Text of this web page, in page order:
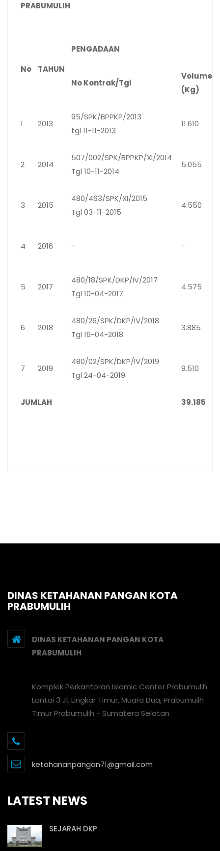
PRABUMULIH
No TAHUN
PENGADAAN
No Kontrak/Tgl
Volume
(Kg)
1 2013
95/SPK/BPPKP/2013
tgl 11-11-2013
11.610
2 2014
507/002/SPK/BPPKP/XI/2014
Tgl 10-11-2014
5.055
3 2015
480/463/SPK/XI/2015
Tgl 03-11-2015
4.550
4 2016 - -
5 2017
480/18/SPK/DKP/IV/2017
Tgl 10-04-2017
4.575
6 2018
480/26/SPK/DKP/IV/2018
Tgl 16-04-2018
3.885
7 2019
480/02/SPK/DKP/IV/2019
Tgl 24-04-2019
9.510
JUMLAH 39.185
DINAS KETAHANAN PANGAN KOTA
PRABUMULIH
DINAS KETAHANAN PANGAN KOTA
PRABUMULIH
Komplek Perkantoran Islamic Center Prabumulih
Lantai 3 Jl. Lingkar Timur, Muara Dua, Prabumulih
Timur Prabumulih - Sumatera Selatan
ketahananpangan71@gmail.com
LATEST NEWS
SEJARAH DKP